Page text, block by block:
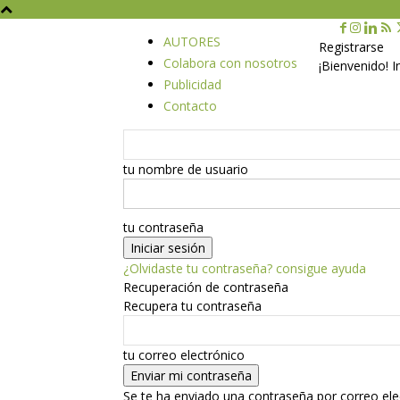
AUTORES
Colabora con nosotros
Publicidad
Contacto
Registrarse
¡Bienvenido!
tu nombre de usuario
tu contraseña
¿Olvidaste tu contraseña? consigue ayuda
Recuperación de contraseña
Recupera tu contraseña
tu correo electrónico
Se te ha enviado una contraseña por correo